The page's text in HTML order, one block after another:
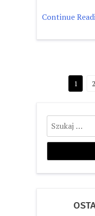
Continue
1 2
Szukaj: